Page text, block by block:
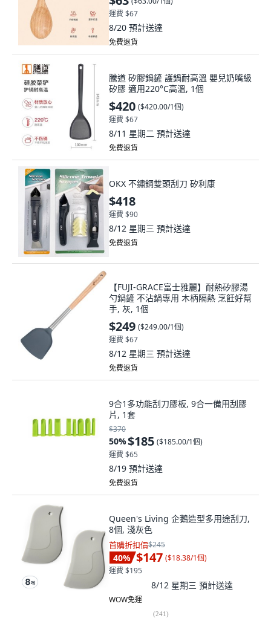
運費 $67
8/20 預計送達
免費退貨
騰道 矽膠鍋鏟 護鍋耐高溫 嬰兒奶嘴級
矽膠 適用220°C高溫, 1個
$420 ($420.00/1個)
運費 $67
8/11 星期二 預計送達
免費退貨
OKX 不鏽鋼雙頭刮刀 矽利康
$418
運費 $90
8/12 星期三 預計送達
免費退貨
【FUJI-GRACE富士雅麗】耐熱矽膠湯
勺鍋鏟 不沾鍋專用 木柄隔熱 烹飪好幫
手, 灰, 1個
$249 ($249.00/1個)
運費 $67
8/12 星期三 預計送達
免費退貨
9合1多功能刮刀膠板, 9合一備用刮膠
片, 1套
$370
50%$185 ($185.00/1個)
運費 $65
8/19 預計送達
免費退貨
Queen's Living 企鵝造型多用途刮刀,
8個, 淺灰色
首購折扣價$245
40% $147 ($18.38/1個)
運費 $195
8/12 星期三 預計送達
WOW免運
(241)